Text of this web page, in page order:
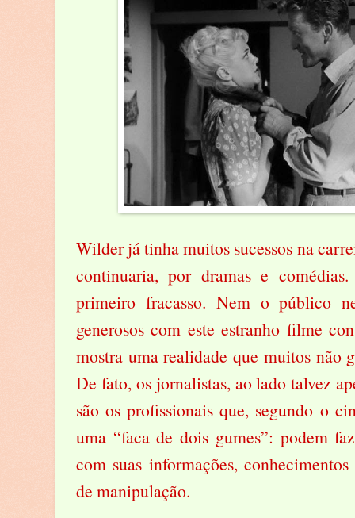
Wilder já tinha muitos sucessos na
continuaria, por dramas e
primeiro fracasso. Nem o público
generosos com este estranho filme
mostra uma realidade que muitos não
De fato, os jornalistas, ao lado talvez
são os profissionais que, segundo o
uma “faca de dois gumes”: podem
com suas informações,
de manipulação.